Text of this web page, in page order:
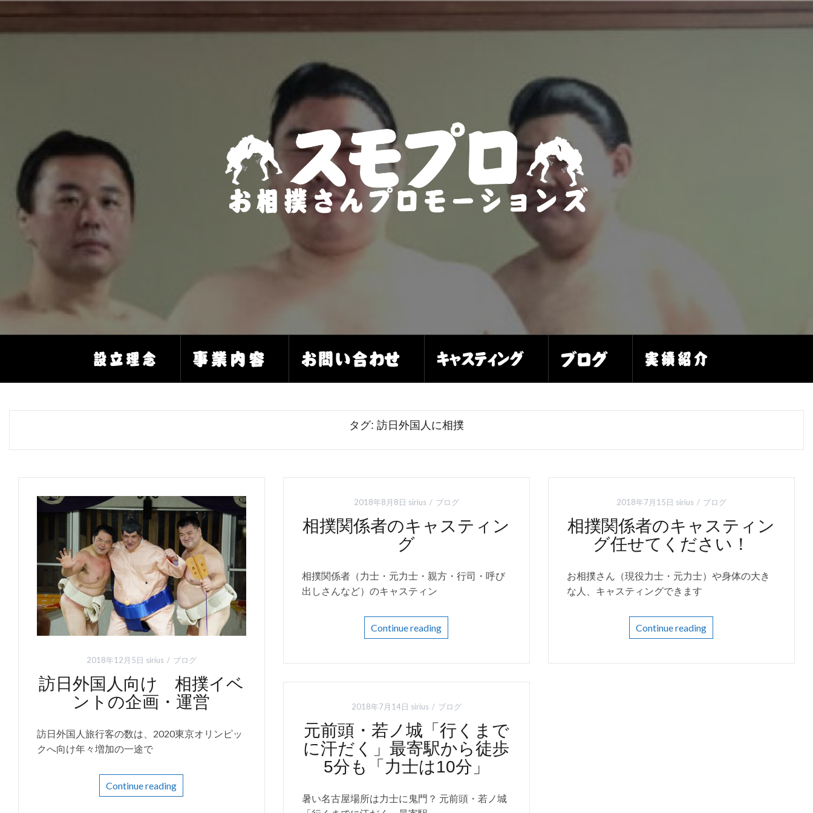
テ
タグ: 訪日外国人に相撲
2018年12月5日 sirius ブログ
訪日外国人向け 相撲イベ
ントの企画・運営
訪日外国人旅行客の数は、2020東京オリンピッ
クへ向け年々増加の一途で
Continue reading
2018年8月8日 sirius ブログ
相撲関係者のキャスティン
グ
相撲関係者（力士・元力士・親方・行司・呼び
出しさんなど）のキャスティン
Continue reading
2018年7月15日 sirius ブログ
相撲関係者のキャスティン
グ任せてください！
お相撲さん（現役力士・元力士）や身体の大き
な人、キャスティングできます
Continue reading
2018年7月14日 sirius ブログ
元前頭・若ノ城「行くまで
に汗だく」最寄駅から徒歩
5分も「力士は10分」
暑い名古屋場所は力士に鬼門？ 元前頭・若ノ城